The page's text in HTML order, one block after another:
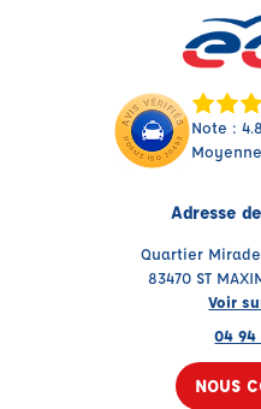
Note :
Adresse
Quartier
83470 ST
Voir
04 94
NOUS